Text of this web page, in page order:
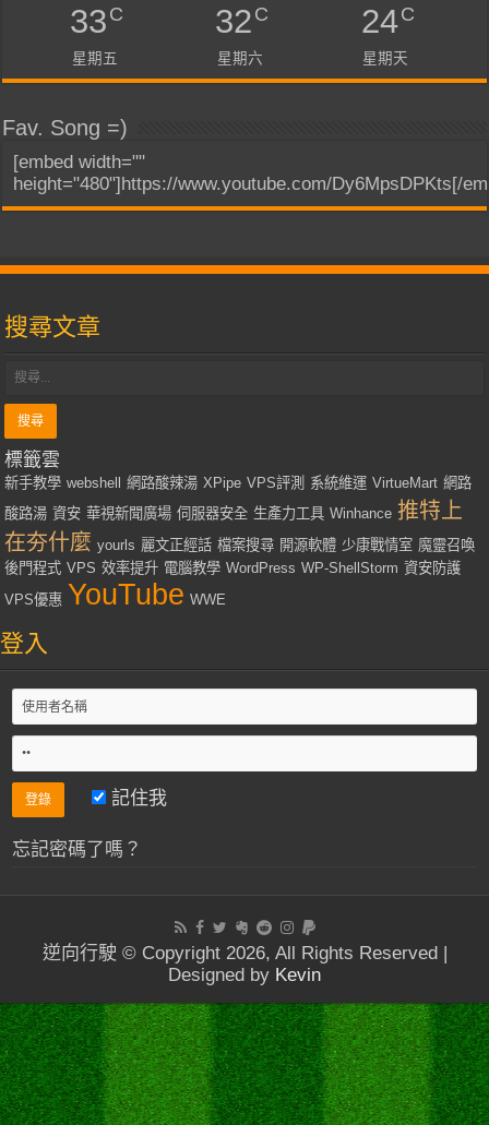
33C
星期五
32C
星期六
24C
星期天
Fav. Song =)
[embed width=""
height="480"]https://www.youtube.com/Dy6MpsDPKts[/
搜尋文章
標籤雲
新手教學 webshell 網路酸辣湯 XPipe VPS評測 系統維運 VirtueMart 網路
酸路湯 資安 華視新聞廣場 伺服器安全 生產力工具 Winhance 推特上
在夯什麼 yourls 麗文正經話 檔案搜尋 開源軟體 少康戰情室 魔靈召喚
後門程式 VPS 效率提升 電腦教學 WordPress WP-ShellStorm 資安防護
VPS優惠 YouTube WWE
登入
記住我
忘記密碼了嗎？
逆向行駛 © Copyright 2026, All Rights Reserved |
Designed by Kevin